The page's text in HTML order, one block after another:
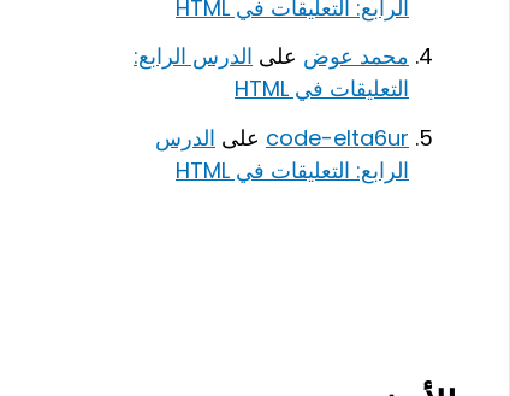
الرابع: التعليقات في HTML
محمد عوض على الدرس الرابع:
التعليقات في HTML
code-elta6ur على الدرس
الرابع: التعليقات في HTML